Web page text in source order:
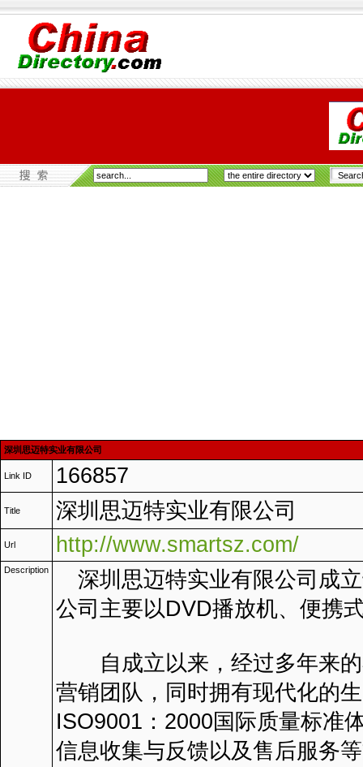
深圳思迈特实业有限公司
Link ID 166857
Title 深圳思迈特实业有限公司
Url http://www.smartsz.com/
Description
深圳思迈特实业有限公司成
公司主要以DVD播放机、便携
自成立以来，经过多年来的
营销团队，同时拥有现代化的
ISO9001：2000国际质量标准
信息收集与反馈以及售后服务